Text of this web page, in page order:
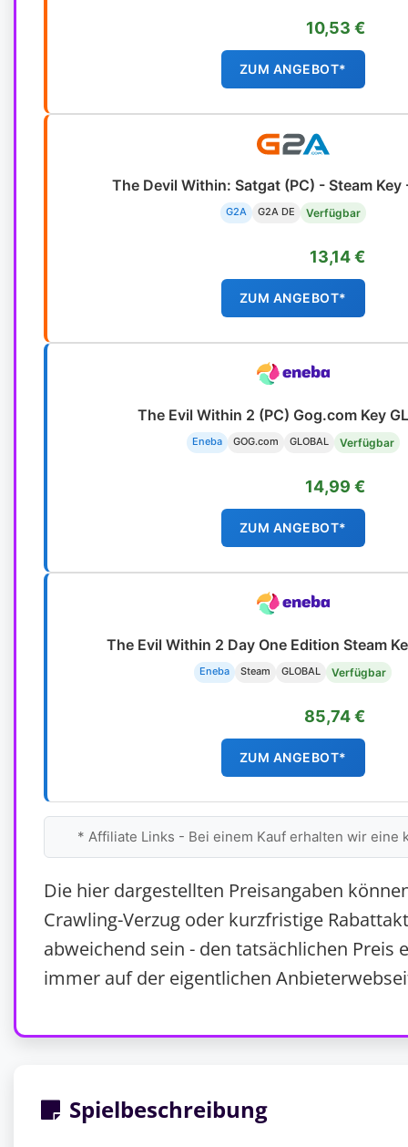
10,53 €
ZUM ANGEBOT*
The Devil Within: Satgat (PC) - Steam Key
G2A G2A DE Verfügbar
13,14 €
ZUM ANGEBOT*
The Evil Within 2 (PC) Gog.com Key
Eneba GOG.com GLOBAL Verfügbar
14,99 €
ZUM ANGEBOT*
The Evil Within 2 Day One Edition Steam
Eneba Steam GLOBAL Verfügbar
85,74 €
ZUM ANGEBOT*
* Affiliate Links - Bei einem Kauf erhalten wir eine
Die hier dargestellten Preisangaben
Crawling-Verzug oder kurzfristige
abweichend sein - den tatsächlichen Preis
immer auf der eigentlichen
Spielbeschreibung